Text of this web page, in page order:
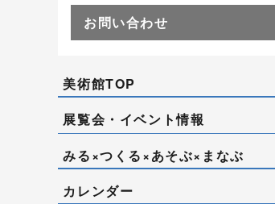
お問い合わせ
美術館TOP
展覧会・イベント情報
みる×つくる×あそぶ×まなぶ
カレンダー